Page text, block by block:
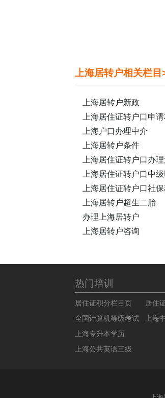
上海居转户相关栏目
上海居转户新政
上海居住证转户口申
上海户口办理中介
上海居转户条件
上海居住证转户口办
上海居住证转户口中
上海居住证转户口社
上海居转户超生二胎
办理上海居转户
上海居转户咨询
热门培训
居住证积分栏目页
全国计算机等级考试
上海专升本学历
上海公共英语三级
居住
上海